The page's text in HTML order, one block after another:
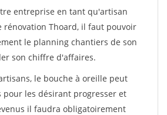
entreprise en tant qu'artisan
rénovation Thoard, il faut pouvoir
le planning chantiers de son
son chiffre d'affaires.
le bouche à oreille peut
pour les désirant progresser et
il faudra obligatoirement